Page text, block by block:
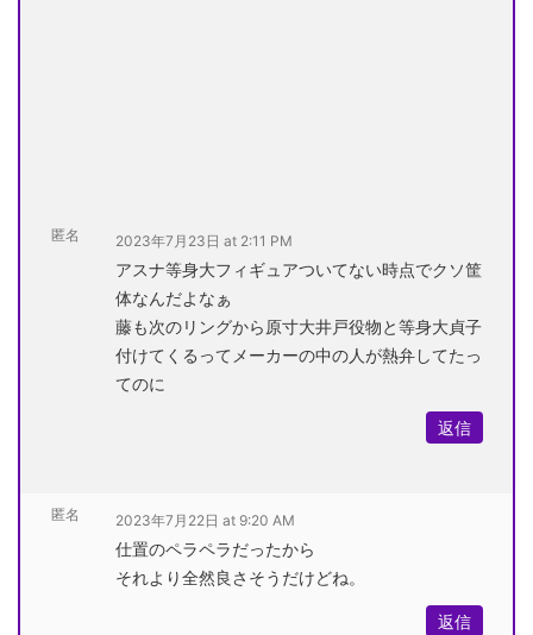
匿名 2023年7月23日 at 2:11 PM
アスナ等身大フィギュアついてない時点でクソ筐
体なんだよなぁ
藤も次のリングから原寸大井戸役物と等身大貞子
付けてくるってメーカーの中の人が熱弁してたっ
てのに
返信
匿名 2023年7月22日 at 9:20 AM
仕置のペラペラだったから
それより全然良さそうだけどね。
返信